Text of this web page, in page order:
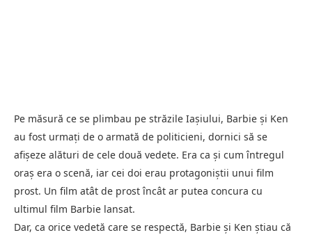
Pe măsură ce se plimbau pe străzile Iașiului, Barbie și Ken
au fost urmați de o armată de politicieni, dornici să se
afișeze alături de cele două vedete. Era ca și cum întregul
oraș era o scenă, iar cei doi erau protagoniștii unui film
prost. Un film atât de prost încât ar putea concura cu
ultimul film Barbie lansat.
Dar, ca orice vedetă care se respectă, Barbie și Ken știau că